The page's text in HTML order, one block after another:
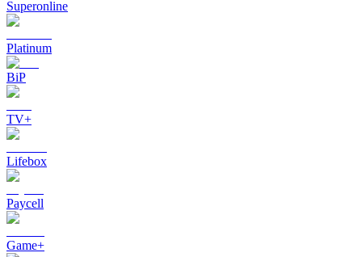
Superonline
Platinum
BiP
TV+
Lifebox
Paycell
Game+